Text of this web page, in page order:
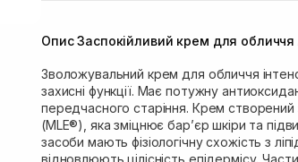
Самовивіз м. Рівне, вул. Кулика і
Опис Заспокійливий крем для обличчя
Зволожувальний крем для обличчя
захисні функції. Має потужну
передчасного старіння. Крем створений
(MLE®), яка зміцнює бар’єр шкіри та
засоби мають фізіологічну схожість з
відновлюють цілісність епідермісу.